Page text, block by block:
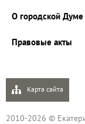
О городской Думе
Правовые акты
Карта сайта
2010-2026 ©